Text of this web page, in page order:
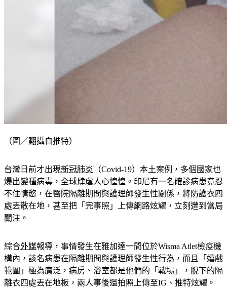
台灣日前才出現 新冠肺炎（Covid-19）本土案例，多個國家也
爆出變種病毒，全球肆虐人心惶惶。印尼有一名確診病患竟忍
不住情慾，在醫院隔離期間與護理師發生性關係，將防護衣四
處丟散在地，甚至把「完事照」上傳網路炫耀，立刻遭到當局
綜合 外媒報導，事情發生在雅加達一間位於Wisma Atlet檢疫機
構內，該名病患在隔離期間與護理師發生性行為，而且「嬉戲
範圍」極為廣泛，病房、浴室都是他們的「戰場」，脫下的隔